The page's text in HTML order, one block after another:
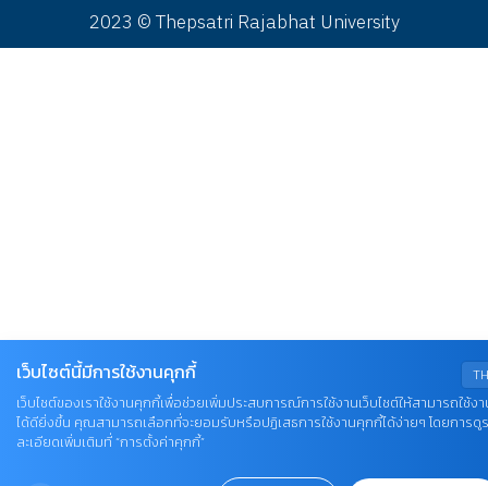
2023 © Thepsatri Rajabhat University
TH
เว็บไซต์นี้มีการใช้งานคุกกี้
เว็บไซต์ของเราใช้งานคุกกี้เพื่อช่วยเพิ่มประสบการณ์การใช้งานเว็บไซต์ให้สามารถใช้ง
ได้ดียิ่งขึ้น คุณสามารถเลือกที่จะยอมรับหรือปฏิเสธการใช้งานคุกกี้ได้ง่ายๆ โดยการดู
ละเอียดเพิ่มเติมที่ “การตั้งค่าคุกกี้”